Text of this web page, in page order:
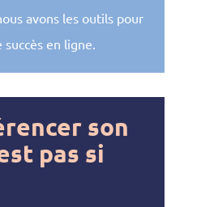
avons les outils pour
en ligne.
son
pas si